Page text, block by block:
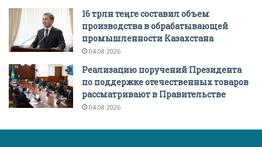
16 трлн теңге составил объем
производства в обрабатывающей
промышленности Казахстана
04.08.2026
Реализацию поручений Президента
по поддержке отечественных товаров
рассматривают в Правительстве
04.08.2026